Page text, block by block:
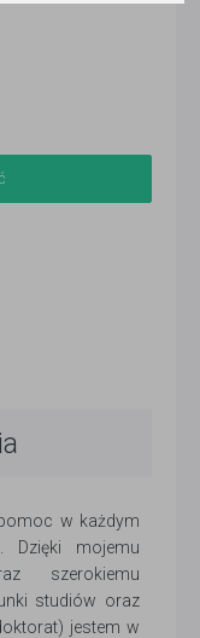
w każdym
Dzięki mojemu
szerokiemu
studiów oraz
jestem w